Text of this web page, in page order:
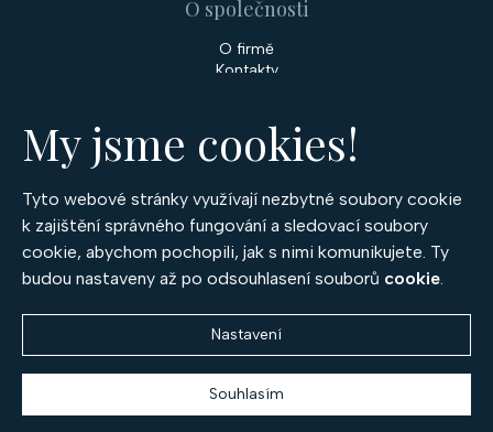
My jsme cookies!
Tyto webové stránky využívají nezbytné soubory cookie
k zajištění správného fungování a sledovací soubory
cookie, abychom pochopili, jak s nimi komunikujete. Ty
budou nastaveny až po odsouhlasení souborů cookie.
Nastavení
Souhlasím
O společnosti
O firmě
Kontakty
Služby
Zakázková výroba šperků
Nakupování
Obchodní podmínky
GDPR
Vytvořil Shoptet,
Optima Diamant. Všechna práva vyhrazena.